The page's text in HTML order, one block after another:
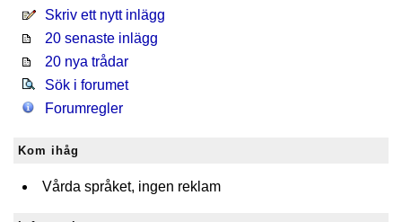
Skriv ett nytt inlägg
20 senaste inlägg
20 nya trådar
Sök i forumet
Forumregler
Kom ihåg
Vårda språket, ingen reklam